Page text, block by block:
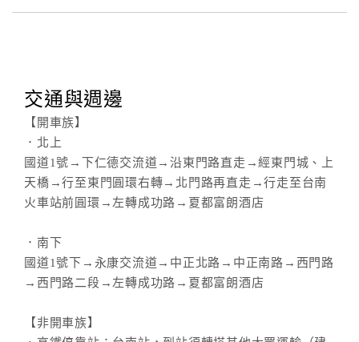
交通與週邊
【開車族】
．北上
國道1號→下仁德交流道→沿東門路直走→經東門城、上
天橋→行至東門圓環右轉→北門路再直走→行走至台南
火車站前圓環→左轉成功路→夏都富朗酒店
．南下
國道1號下→永康交流道→中正北路→中正南路→西門路
→西門路二段→左轉成功路→夏都富朗酒店
【非開車族】